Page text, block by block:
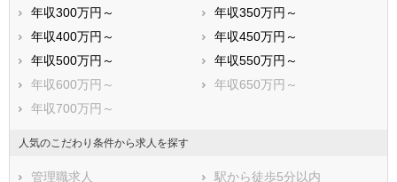
鶴ヶ島市
日高市
吉川市
ふじみ野市
白岡市
北足立郡伊奈町
入間郡三芳町
入間郡毛呂山町
入間郡越生町
比企郡嵐山町
比企郡川島町
比企郡吉見町
年収300万円～
年収350万円～
年収400万円～
年収450万円～
年収500万円～
年収550万円～
年収600万円～
年収650万円～
年収700万円～
人気のこだわり条件から求人を探す
管理職求人
駅から徒歩5分以内